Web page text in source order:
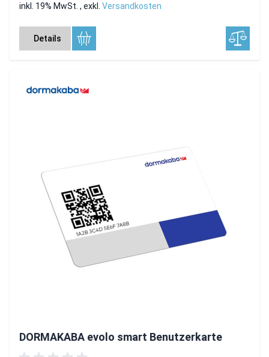
inkl. 19% MwSt. , exkl. Versandkosten
Details
DORMAKABA evolo smart Benutzerkarte